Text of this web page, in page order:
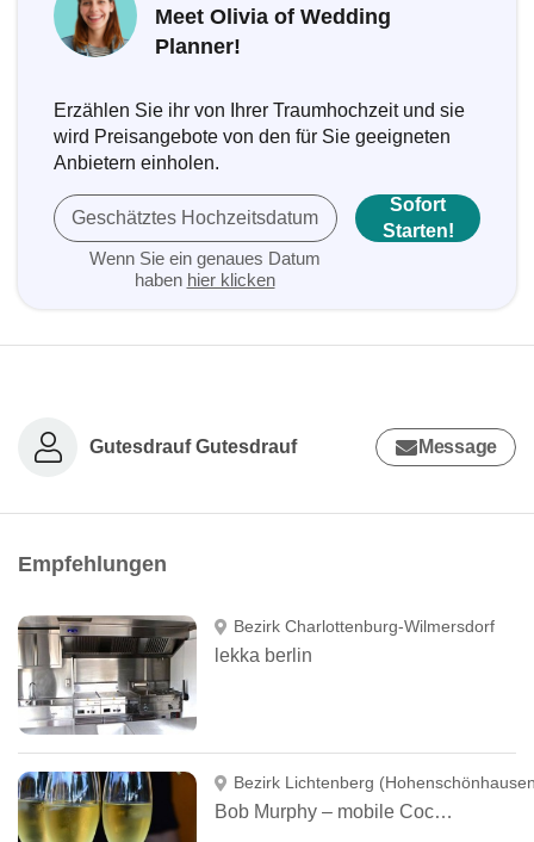
Meet Olivia of Wedding
Planner!
Erzählen Sie ihr von Ihrer Traumhochzeit und sie
wird Preisangebote von den für Sie geeigneten
Anbietern einholen.
Geschätztes Hochzeitsdatum
Wenn Sie ein genaues Datum
haben hier klicken
Sofort
Starten!
Gutesdrauf Gutesdrauf Message
Empfehlungen
Bezirk Charlottenburg-Wilmersdorf
lekka berlin
Bezirk Lichtenberg
Bob Murphy – mobile Cocktailbar